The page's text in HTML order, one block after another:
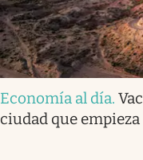
Economía al día.
ciudad que